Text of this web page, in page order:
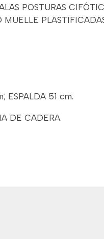
POSTURAS
ESPALDA 51 cm.
DE CADERA.